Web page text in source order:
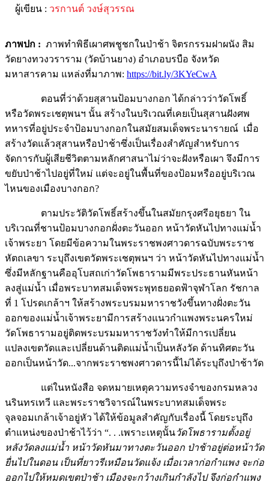
ผู้เขียน : วรกานต์ วงษ์สุวรรณ
ภาพปก : ภาพทำพิธีเผาศพชูชกในป่าช้า จิตรกรรมฝาผนัง สิม
วัดยางทวงวราราม (วัดบ้านยาง) อำเภอบรบือ จังหวัด
มหาสารคาม แหล่งที่มาภาพ: https://bit.ly/3KYeCwA
ตอนที่ว่าด้วยสุสานป้อมบางกอก ได้กล่าวว่าวัดโพธิ์
หรือวัดพระเชตุพนฯ นั้น สร้างในบริเวณที่เคยเป็นสุสานฝังศพ
ทหารที่อยู่ประจำป้อมบางกอกในสมัยสมเด็จพระนารายณ์ เมื่อ
สร้างวัดแล้วสุสานหรือป่าช้าซึ่งเป็นเรื่องสำคัญสำหรับการ
จัดการกับผู้เสียชีวิตตามหลักศาสนาไม่ว่าจะฝังหรือเผา จึงมีการ
ขยับป่าช้าไปอยู่ที่ใหม่ แต่จะอยู่ในพื้นที่ของป้อมหรืออยู่บริเวณ
ไหนของเมืองบางกอก?
ตามประวัติวัดโพธิ์สร้างขึ้นในสมัยกรุงศรีอยุธยา ใน
บริเวณที่ชานป้อมบางกอกฝั่งตะวันออก หน้าวัดหันไปทางแม่น้ำ
เจ้าพระยา โดยมีข้อความในพระราชพงศาวดารฉบับพระราช
หัตถเลขา ระบุถึงเขตวัดพระเชตุพนฯ ว่า หน้าวัดหันไปทางแม่น้ำ
ซึ่งมีหลักฐานคืออุโบสถเก่าวัดโพธารามมีพระประธานหันหน้า
ลงสู่แม่น้ำ เมื่อพระบาทสมเด็จพระพุทธยอดฟ้าจุฬาโลก รัชกาล
ที่ 1 โปรดเกล้าฯ ให้สร้างพระบรมมหาราชวังขึ้นทางฝั่งตะวัน
ออกของแม่น้ำเจ้าพระยามีการสร้างแนวกำแพงพระนครใหม่
วัดโพธารามอยู่ติดพระบรมมหาราชวังทำให้มีการเปลี่ยน
แปลงเขตวัดและเปลี่ยนด้านติดแม่น้ำเป็นหลังวัด ด้านทิศตะวัน
ออกเป็นหน้าวัด...จากพระราชพงศาวดารนี้ไม่ได้ระบุถึงป่าช้าวัด
แต่ในหนังสือ จดหมายเหตุความทรงจำของกรมหลวง
นรินทรเทวี และพระราชวิจารณ์ในพระบาทสมเด็จพระ
จุลจอมเกล้าเจ้าอยู่หัว ได้ให้ข้อมูลสำคัญกับเรื่องนี้ โดยระบุถึง
ตำแหน่งของป่าช้าไว้ว่า “. . .เพราะเหตุนั้นวัดโพธารามตั้งอยู่
หลังวัดลงแม่น้ำ หน้าวัดหันมาทางตะวันออก ป่าช้าอยู่ต่อหน้าวัด
ยื่นไปในดอน เป็นที่ยาวรีเหมือนวัดแจ้ง เมื่อเวลาก่อกำแพง จะก่อ
ออกไปให้หมดเขตป่าช้า เมืองจะกว้างเกินกำลังไป จึงก่อกำแพง